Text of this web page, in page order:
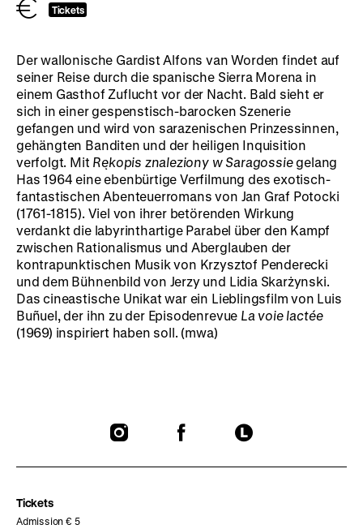
Tickets
Der wallonische Gardist Alfons van Worden findet auf
seiner Reise durch die spanische Sierra Morena in
einem Gasthof Zuflucht vor der Nacht. Bald sieht er
sich in einer gespenstisch-barocken Szenerie
gefangen und wird von sarazenischen Prinzessinnen,
gehängten Banditen und der heiligen Inquisition
verfolgt. Mit Rękopis znaleziony w Saragossiegelang
Has 1964 eine ebenbürtige Verfilmung des exotisch-
fantastischen Abenteuerromans von Jan Graf Potocki
(1761-1815). Viel von ihrer betörenden Wirkung
verdankt die labyrinthartige Parabel über den Kampf
zwischen Rationalismus und Aberglauben der
kontrapunktischen Musik von Krzysztof Penderecki
und dem Bühnenbild von Jerzy und Lidia Skarżynski.
Das cineastische Unikat war ein Lieblingsfilm von Luis
Buñuel, der ihn zu der Episodenrevue La voie lactée
(1969) inspiriert haben soll. (mwa)
To
To
To
Tickets
Admission € 5